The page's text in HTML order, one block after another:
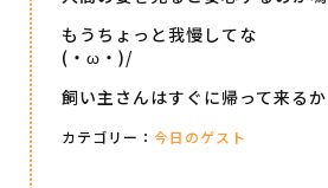
もうちょっと我慢してな
(・ω・)/
飼い主さんはすぐに帰って来る
カテゴリー： 今日のゲスト